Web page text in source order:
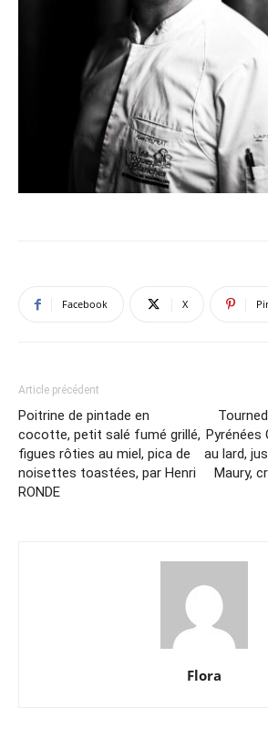
Facebook X
Article précédent
Poitrine de pintade en
cocotte, petit salé fumé grillé,
figues rôties au miel, pica de
noisettes toastées, par Henri
RONDE
Pyrénées
au lard,
Maury,
Flora